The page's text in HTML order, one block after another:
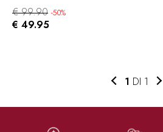
€ 99.90 -50%
€ 49.95
1 DI 1